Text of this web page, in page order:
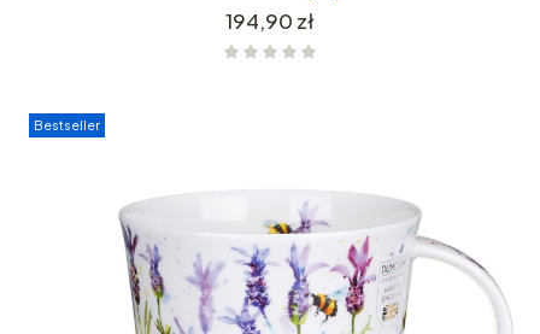
Cena
194,90 zł
Bestseller